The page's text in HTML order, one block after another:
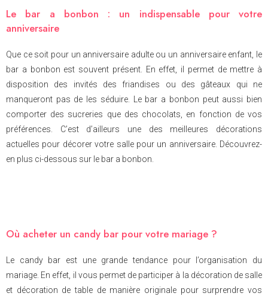
Le bar a bonbon : un indispensable pour votre
anniversaire
Que ce soit pour un anniversaire adulte ou un anniversaire enfant, le
bar a bonbon est souvent présent. En effet, il permet de mettre à
disposition des invités des friandises ou des gâteaux qui ne
manqueront pas de les séduire. Le bar a bonbon peut aussi bien
comporter des sucreries que des chocolats, en fonction de vos
préférences. C’est d’ailleurs une des meilleures décorations
actuelles pour décorer votre salle pour un anniversaire. Découvrez-
en plus ci-dessous sur le bar a bonbon.
Où acheter un candy bar pour votre mariage ?
Le candy bar est une grande tendance pour l’organisation du
mariage. En effet, il vous permet de participer à la décoration de salle
et décoration de table de manière originale pour surprendre vos